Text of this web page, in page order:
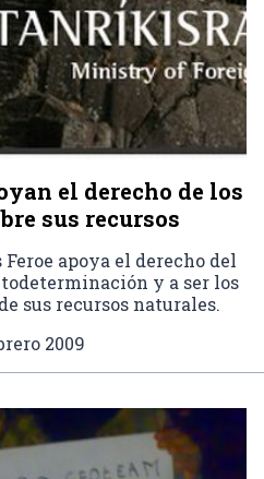
el derecho de los
sus recursos
apoya el derecho del
y a ser los
sus recursos naturales.
2009